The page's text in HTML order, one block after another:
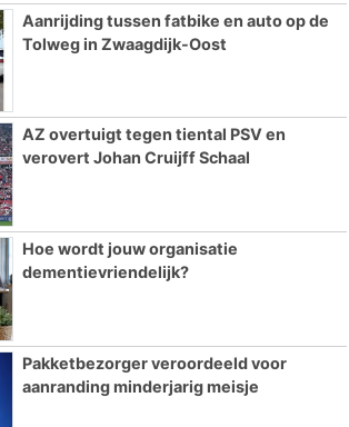
Aanrijding tussen fatbike en auto op de
Tolweg in Zwaagdijk-Oost
AZ overtuigt tegen tiental PSV en
verovert Johan Cruijff Schaal
Hoe wordt jouw organisatie
dementievriendelijk?
Pakketbezorger veroordeeld voor
aanranding minderjarig meisje